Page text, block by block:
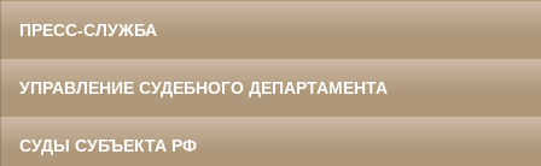
ПРЕСС-СЛУЖБА
УПРАВЛЕНИЕ СУДЕБНОГО ДЕПАРТАМЕНТА
СУДЫ СУБЪЕКТА РФ